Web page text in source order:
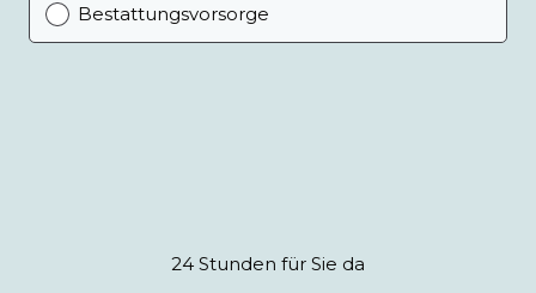
Bestattungsvorsorge
24 Stunden für Sie da